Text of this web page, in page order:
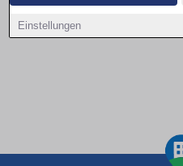
Einstellungen
Kontakt